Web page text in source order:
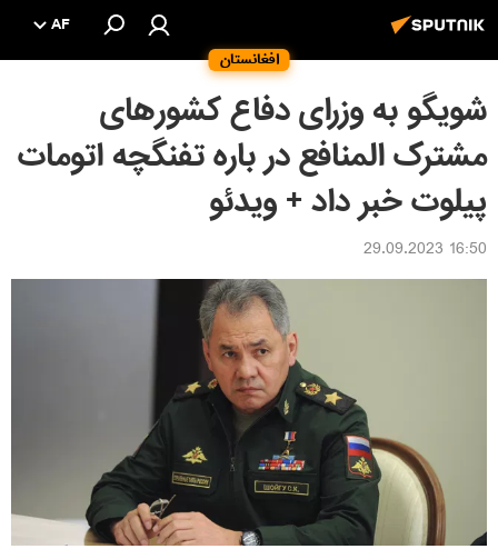
افغانستان
AF
شویگو به وزرای دفاع کشورهای
مشترک المنافع در باره تفنگچه اتومات
پیلوت خبر داد + ویدئو
16:50 29.09.2023